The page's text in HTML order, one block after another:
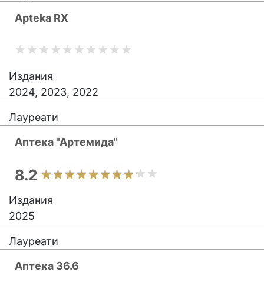
Apteka RX
Издания
2024, 2023, 2022
Лауреати
Аптека "Артемида"
8.2
Издания
2025
Лауреати
Аптека 36.6